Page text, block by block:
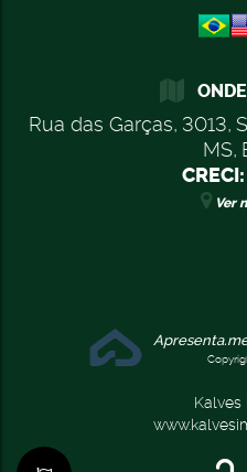
Rua das Garças, 3013,
MS,
Ver
Kalves